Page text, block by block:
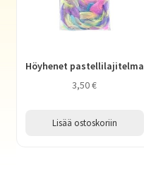
Höyhenet pastellilajitelma
3,50€
Lisää ostoskoriin